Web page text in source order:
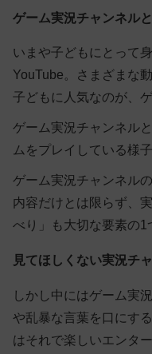
ゲーム実況チャンネル
いまや子どもにとって
YouTube。さまざまな
子どもに人気なのが、
ゲーム実況チャンネル
ムをプレイしている様
ゲーム実況チャンネル
内容だけとは限らず、
べり」も大切な要素の1
見てほしくない実況チ
しかし中にはゲーム実
や乱暴な言葉を口にす
はそれで楽しいエンタ